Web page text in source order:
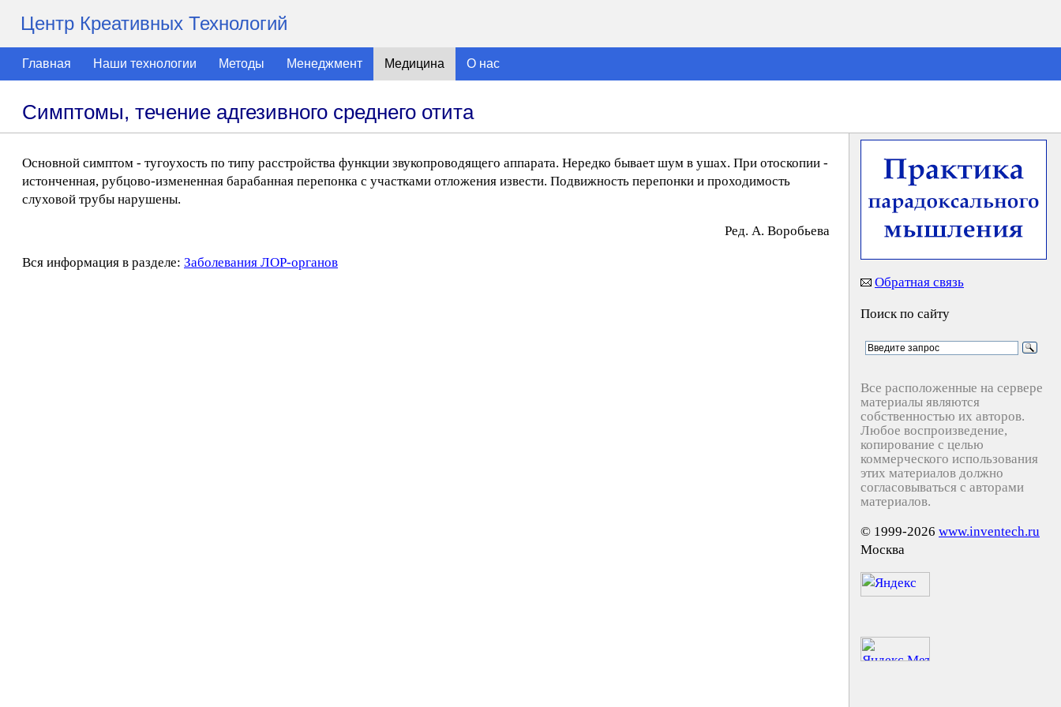
Центр Креативных Технологий
Главная Наши технологии Методы Менеджмент Медицина О нас
Симптомы, течение адгезивного среднего отита
Основной симптом - тугоухость по типу расстройства функции звукопроводящего аппарата. Нередко бывает шум в ушах. При отоскопии -
истонченная, рубцово-измененная барабанная перепонка с участками отложения извести. Подвижность перепонки и проходимость
слуховой трубы нарушены.
Peд. A. Bopoбьeвa
Вся информация в разделе: Заболевания ЛОР-органов
Обратная связь
Поиск по сайту
Все расположенные на сервере
материалы являются
собственностью их авторов.
Любое воспроизведение,
копирование с целью
коммерческого использования
этих материалов должно
согласовываться с авторами
материалов.
© 1999-2026 www.inventech.ru
Москва